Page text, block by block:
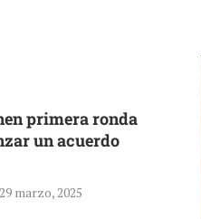
primera ronda
un acuerdo
29 marzo, 2025